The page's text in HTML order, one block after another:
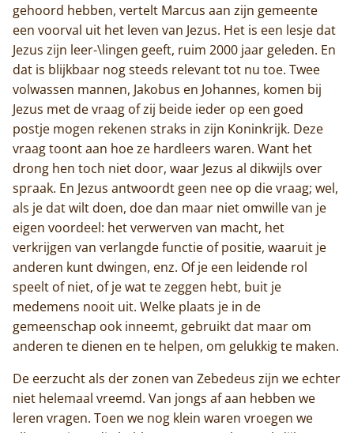
gehoord hebben, vertelt Marcus aan zijn gemeente
een voorval uit het leven van Jezus. Het is een lesje dat
Jezus zijn leer-\lingen geeft, ruim 2000 jaar geleden. En
dat is blijkbaar nog steeds relevant tot nu toe. Twee
volwassen mannen, Jakobus en Johannes, komen bij
Jezus met de vraag of zij beide ieder op een goed
postje mogen rekenen straks in zijn Koninkrijk. Deze
vraag toont aan hoe ze hardleers waren. Want het
drong hen toch niet door, waar Jezus al dikwijls over
spraak. En Jezus antwoordt geen nee op die vraag; wel,
als je dat wilt doen, doe dan maar niet omwille van je
eigen voordeel: het verwerven van macht, het
verkrijgen van verlangde functie of positie, waaruit je
anderen kunt dwingen, enz. Of je een leidende rol
speelt of niet, of je wat te zeggen hebt, buit je
medemens nooit uit. Welke plaats je in de
gemeenschap ook inneemt, gebruikt dat maar om
anderen te dienen en te helpen, om gelukkig te maken.
De eerzucht als der zonen van Zebedeus zijn we echter
niet helemaal vreemd. Van jongs af aan hebben we
leren vragen. Toen we nog klein waren vroegen we